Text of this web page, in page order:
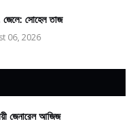
জেলে: সোহেল তাজ
06, 2026
জেনারেল আজিজ